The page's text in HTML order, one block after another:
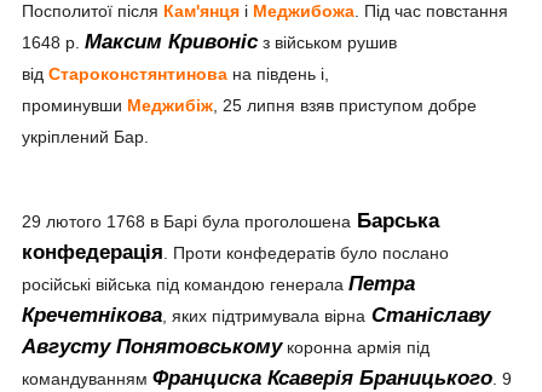
Посполитої після Кам'янця і Меджибожа . Під час повстання
1648 р. Максим Кривоніс з військом рушив
від Староконстянтинова на південь і,
проминувши Меджибіж , 25 липня взяв приступом добре
укріплений Бар.
29 лютого 1768 в Барі була проголошена Барська
конфедерація . Проти конфедератів було послано
російські війська під командою генерала Петра
Кречетнікова , яких підтримувала вірна Станіславу
Августу Понятовськомукоронна армія під
командуванням Франциска Ксаверія Браницького . 9